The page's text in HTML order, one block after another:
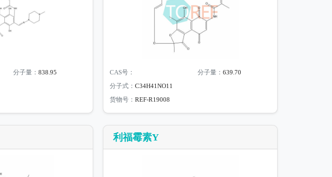
分子量： 838.95
CAS号： 分子量： 639.70
分子式： C34H41NO11
货物号： REF-R19008
利福霉素Y